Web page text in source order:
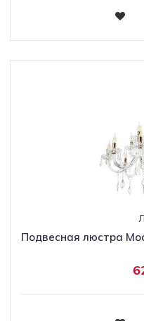
Подвесная люстра